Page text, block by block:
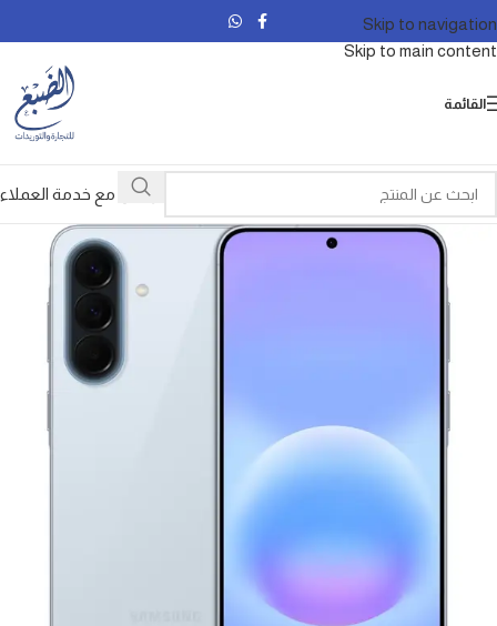
Skip to navigation
Skip to main content
القائمة
تواصل مع خدمة العملاء